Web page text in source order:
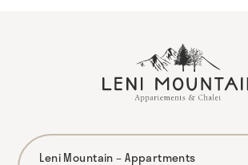
Leni Mountain – Appartments